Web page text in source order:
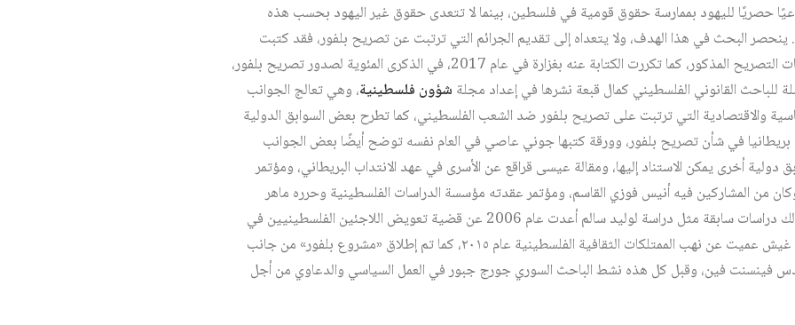
حصريًا لليهود بممارسة حقوق قومية في فلسطين، بينما لا تتعدى حقوق غير اليهود بحسب هذه
ينحصر البحث في هذا الهدف، ولا يتعداه إلى تقديم الجرائم التي ترتبت عن تصريح بلفور، فقد كتبت
دراسات كثيرة عن ذلك وعن تبعات التصريح المذكور، كما تكررت الكتابة عنه بغزارة في عام 2017، في الذكرى المئوية لصدور تصريح بلفور،
للباحث القانوني الفلسطيني كمال قبعة نشرها في إعداد مجلة شؤون فلسطينية، وهي تعالج الجوانب
والاقتصادية التي ترتبت على تصريح بلفور ضد الشعب الفلسطيني، كما تطرح بعض السوابق الدولية
بريطانيا في شأن تصريح بلفور، وورقة كتبها جوني عاصي في العام نفسه توضح أيضًا بعض الجوانب
دولية أخرى يمكن الاستناد إليها، ومقالة عيسى قراقع عن الأسرى في عهد الانتداب البريطاني، ومؤتمر
من المشاركين فيه أنيس فوزي القاسم، ومؤتمر عقدته مؤسسة الدراسات الفلسطينية وحرره ماهر
الشريف ليصدر عام 2019، وهنالك دراسات سابقة مثل دراسة لوليد سالم أعدت عام 2006 عن قضية تعويض اللاجئين الفلسطينيين في
إطار تحقيق حق العودة، ودراسة غيش عميت عن نهب الممتلكات الثقافية الفلسطينية عام ٢٠١٥، كما تم إطلاق «مشروع بلفور» من جانب
فينسنت فين، وقبل كل هذه نشط الباحث السوري جورج جبور في العمل السياسي والدعاوي من أجل